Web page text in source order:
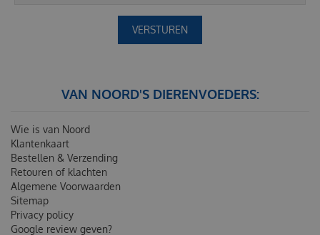
VAN NOORD'S DIERENVOEDERS:
Wie is van Noord
Klantenkaart
Bestellen & Verzending
Retouren of klachten
Algemene Voorwaarden
Sitemap
Privacy policy
Google review geven?